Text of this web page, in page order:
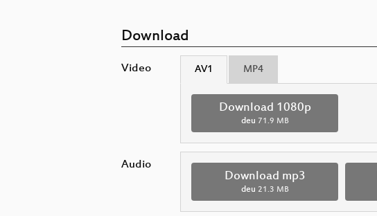
Download
Video AV1 MP4
Download 1080p
deu 71.9 MB
Audio
Download mp3
deu 21.3 MB